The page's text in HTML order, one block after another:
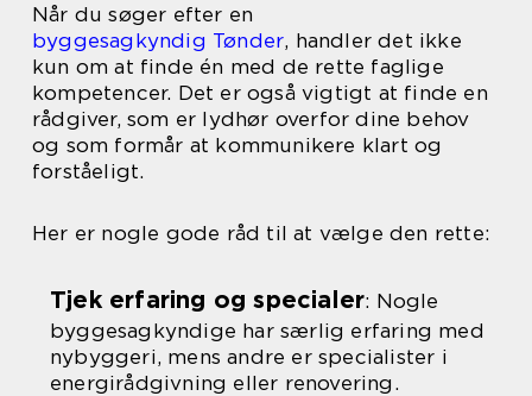
Når du søger efter en
byggesagkyndig Tønder, handler det ikke
kun om at finde én med de rette faglige
kompetencer. Det er også vigtigt at finde en
rådgiver, som er lydhør overfor dine behov
og som formår at kommunikere klart og
forståeligt.
Her er nogle gode råd til at vælge den rette:
Tjek erfaring og specialer: Nogle
byggesagkyndige har særlig erfaring med
nybyggeri, mens andre er specialister i
energirådgivning eller renovering.